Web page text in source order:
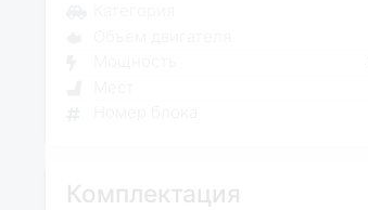
Комплектация